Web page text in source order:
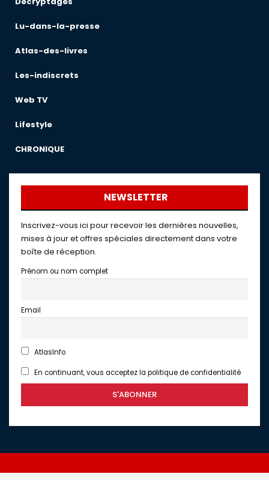
Lu-dans-la-presse
Atlas-des-livres
Les-indiscrets
Web TV
Lifestyle
CHRONIQUE
NEWSLETTER
Inscrivez-vous ici pour recevoir les dernières nouvelles,
mises à jour et offres spéciales directement dans votre
boîte de réception.
Prénom ou nom complet
Email
AtlasInfo
En continuant, vous acceptez la politique de confidentialité